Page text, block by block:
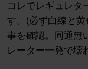
コレでレギュレタ
す。(必ず白線と
事を確認。同通無
レーター一発で壊